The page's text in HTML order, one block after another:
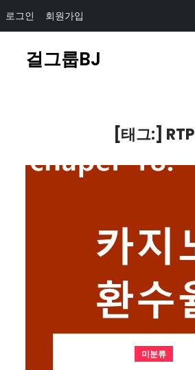
로그인 회원가입
걸그룹BJ
[태그:] RTP
미분류